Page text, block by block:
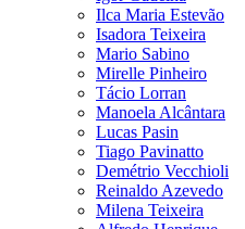
Ilca Maria Estevão
Isadora Teixeira
Mario Sabino
Mirelle Pinheiro
Tácio Lorran
Manoela Alcântara
Lucas Pasin
Tiago Pavinatto
Demétrio Vecchioli
Reinaldo Azevedo
Milena Teixeira